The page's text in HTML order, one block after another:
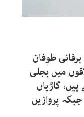
طوفان
میں بجلی
گاڑیاں
پروازیں